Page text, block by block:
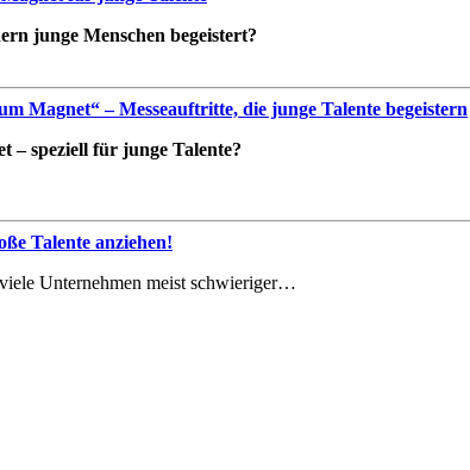
junge Menschen begeistert?
Magnet“ – Messeauftritte, die junge Talente begeistern
– speziell für junge Talente?
Talente anziehen!
Unternehmen meist schwieriger…